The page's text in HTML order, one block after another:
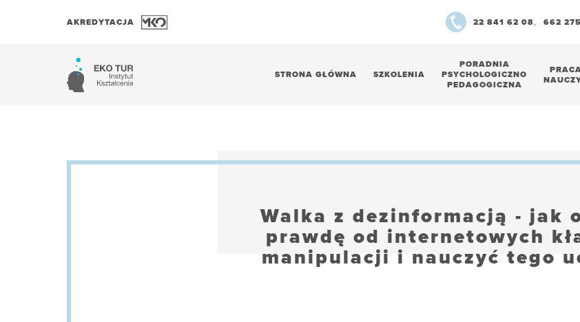
AKREDYTACJA 22 841 62 08 662
STRONA GŁÓWNA SZKOLENIA
PORADNIA
PSYCHOLOGICZNO
PEDAGOGICZNA
Walka z dezinformacją - jak
prawdę od internetowych
manipulacji i nauczyć tego